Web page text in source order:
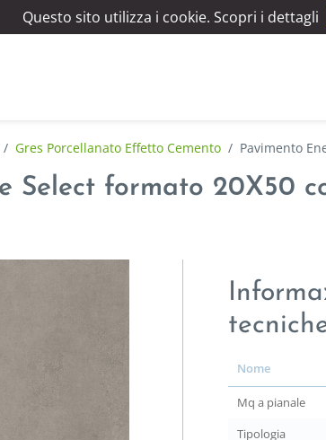
Questo sito utilizza i cookie. Scopri i dettagli
/ Gres Porcellanato Effetto Cemento / Pavimento
Select formato 20X50
Nome
Mq a pianale
Tipologia